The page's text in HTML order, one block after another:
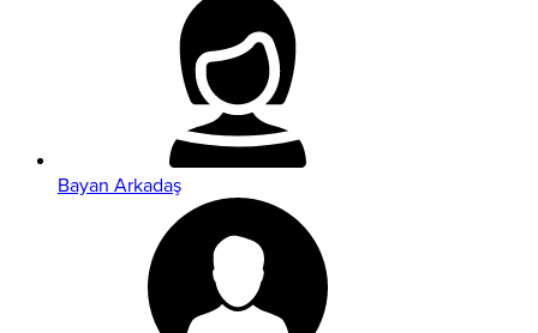
Bayan Arkadaş